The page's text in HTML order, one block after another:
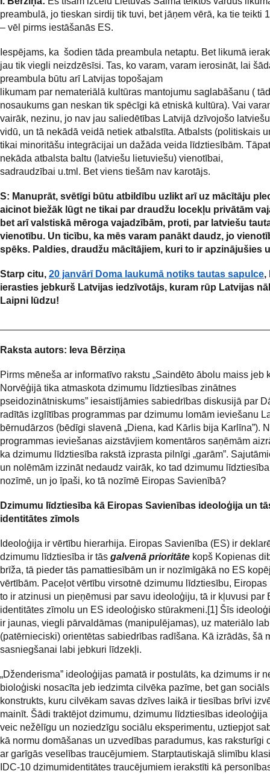
preambulā, jo tieskan sirdij tik tuvi, bet jāņem vērā, ka tie teikti
– vēl pirms iestāšanās ES.
Iespējams, ka šodien tāda preambula netaptu. Bet likumā
jau tik viegli neizdzēsīsi. Tas, ko varam, varam ierosināt, lai
preambula būtu arī Latvijas topošajam
likumam par nemateriālā kultūras mantojumu saglabāšanu (
nosaukums gan neskan tik spēcīgi kā etniskā kultūra). Vai
vairāk, nezinu, jo nav jau saliedētības Latvijā dzīvojošo latviešu
vidū, un tā nekādā veidā netiek atbalstīta. Atbalsts (politiskais
tikai minoritāšu integrācijai un dažāda veida līdztiesībām.
nekāda atbalsta baltu (latviešu lietuviešu) vienotībai,
sadraudzībai u.tml. Bet viens tiešām nav karotājs.
S: Manuprāt, svētīgi būtu atbildību uzlikt arī uz mācītāju
aicinot biežāk lūgt ne tikai par draudžu locekļu privātām
bet arī valstiskā mēroga vajadzībām, proti, par latviešu
vienotību. Un ticību, ka mēs varam panākt daudz, jo
spēks. Paldies, draudžu mācītājiem, kuri to ir apzinājušies
Starp citu, 20 janvārī Doma laukumā notiks tautas sapulce,
ierasties jebkurš Latvijas iedzīvotājs, kuram rūp Latvijas
Laipni lūdzu!
Raksta autors: Ieva Bērziņa
Pirms mēneša ar informatīvo rakstu „Saindēto ābolu maiss jeb
Norvēģijā tika atmaskota dzimumu līdztiesības zinātnes
pseidozinātniskums” iesaistījāmies sabiedrības diskusijā par
radītās izglītības programmas par dzimumu lomām ieviešanu
bērnudārzos (bēdīgi slavenā „Diena, kad Kārlis bija Karlīna”).
programmas ieviešanas aizstāvjiem komentāros saņēmām
ka dzimumu līdztiesība rakstā izprasta pilnīgi „garām”.
un nolēmām izzināt nedaudz vairāk, ko tad dzimumu
nozīmē, un jo īpaši, ko tā nozīmē Eiropas Savienībā?
Dzimumu līdztiesība kā Eiropas Savienības ideoloģija un
identitātes zīmols
Ideoloģija ir vērtību hierarhija. Eiropas Savienība (ES) ir
dzimumu līdztiesība ir tās galvenā prioritāte kopš Kopienas
brīža, tā pieder tās pamattiesībām un ir nozīmīgākā no ES
vērtībām. Paceļot vērtību virsotnē dzimumu līdztiesību,
to ir atzinusi un pieņēmusi par savu ideoloģiju, tā ir kļuvusi par
identitātes zīmolu un ES ideoloģisko stūrakmeni.[1] Šīs
ir jaunas, viegli pārvaldāmas (manipulējamas), uz materiālo
(patērnieciski) orientētas sabiedrības radīšana. Kā izrādās, šā
sasniegšanai labi jebkuri līdzekļi.
„Dženderisma” ideoloģijas pamatā ir postulāts, ka dzimums ir
bioloģiski nosacīta jeb iedzimta cilvēka pazīme, bet gan sociāls
konstrukts, kuru cilvēkam savas dzīves laikā ir tiesības brīvi
mainīt. Šādi traktējot dzimumu, dzimumu līdztiesības ideoloģija
veic nežēlīgu un noziedzīgu sociālu eksperimentu, uztiepjot
kā normu domāšanas un uzvedības paradumus, kas raksturīgi
ar garīgās veselības traucējumiem. Starptautiskajā slimību
IDC-10 dzimumidentitātes traucējumiem ierakstīti kā